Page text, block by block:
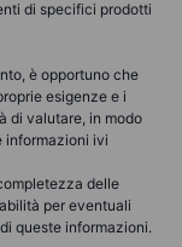
di specifici prodotti
è opportuno che
esigenze e i
di valutare, in modo
informazioni ivi
delle
per eventuali
queste informazioni.